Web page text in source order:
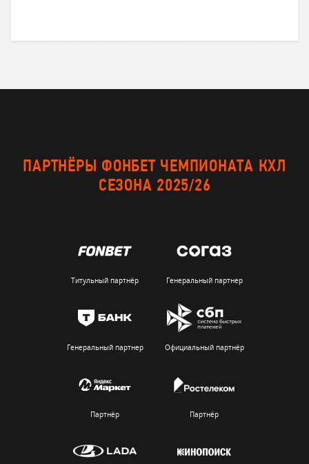
ПАРТНЁРЫ ФОНБЕТ ЧЕМПИОНАТА КХЛ
СЕЗОНА 2025/26
Титульный партнёр Генеральный партнер
Генеральный партнер Официальный партнёр
Партнёр Партнёр